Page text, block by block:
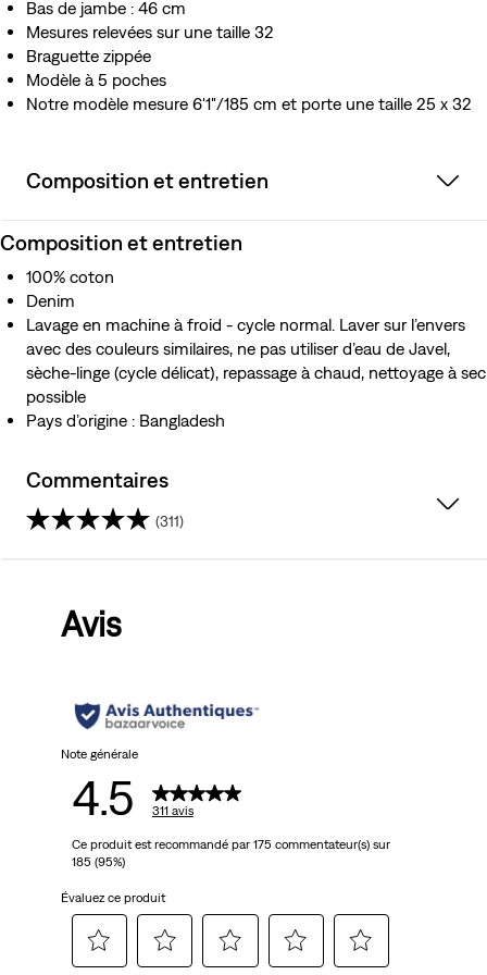
Bas de jambe : 46 cm
Mesures relevées sur une taille 32
Braguette zippée
Modèle à 5 poches
Notre modèle mesure 6'1"/185 cm et porte une taille 25 x 32
Composition et entretien
Composition et entretien
100% coton
Denim
Lavage en machine à froid - cycle normal. Laver sur l’envers
avec des couleurs similaires, ne pas utiliser d’eau de Javel,
sèche-linge (cycle délicat), repassage à chaud, nettoyage à sec
possible
Pays d’origine : Bangladesh
Commentaires
(311)
avis
Avis
Note générale
4.5 311 avis
Ce produit est recommandé par 175 commentateur(s) sur
185 (95%)
Évaluez ce produit